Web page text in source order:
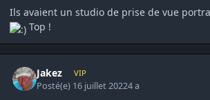
Ils avaient un studio de prise de vue
Top !
Jakez VIP
Posté(e) 16 juillet 20224 a